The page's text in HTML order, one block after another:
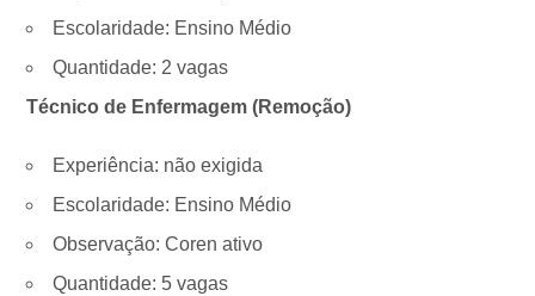
Escolaridade: Ensino Médio
Quantidade: 2 vagas
Técnico de Enfermagem (Remoção)
Experiência: não exigida
Escolaridade: Ensino Médio
Observação: Coren ativo
Quantidade: 5 vagas